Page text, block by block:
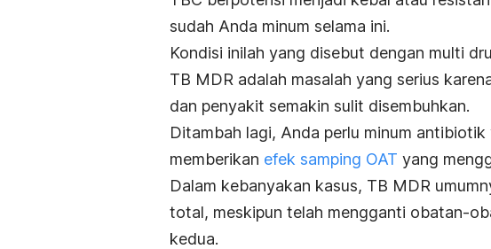
sudah Anda minum selama ini.
Kondisi inilah yang disebut dengan multi
TB MDR adalah masalah yang serius
dan penyakit semakin sulit disembuhkan.
Ditambah lagi, Anda perlu minum
memberikan efek samping OAT yang
Dalam kebanyakan kasus, TB MDR
total, meskipun telah mengganti obatan-
kedua.